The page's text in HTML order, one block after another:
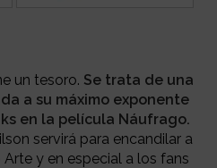
un tesoro. Se trata de una
a su máximo exponente
en la película Náufrago.
servirá para encandilar a
y en especial a los fans